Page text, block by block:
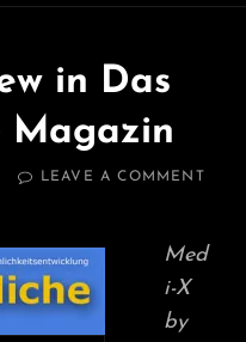
in Das
Magazin
LEAVE A COMMENTON
Med
i-X
by